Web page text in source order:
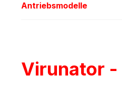
Antriebsmodelle
Virunator -